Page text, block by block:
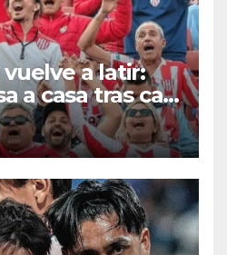
vuelve a latir:
a casa tras casi